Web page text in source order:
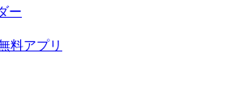
ー
料アプリ